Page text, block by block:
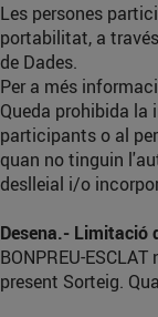
Les persones
portabilitat, a
de Dades.
Per a més
Queda prohibida
participants o al
quan no tinguin
deslleial i/o
Desena.- Limitació
BONPREU-
present Sorteig.